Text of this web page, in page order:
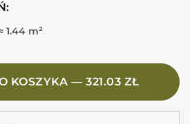
argent Płytki imitujące kamień,
1.44 m²
KOSZYKA — 321.03 ZŁ